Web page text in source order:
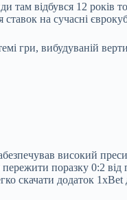
відбувся 12 років
на сучасні
гри, вибудуваній
високий
поразку 0:2 від
скачати додаток